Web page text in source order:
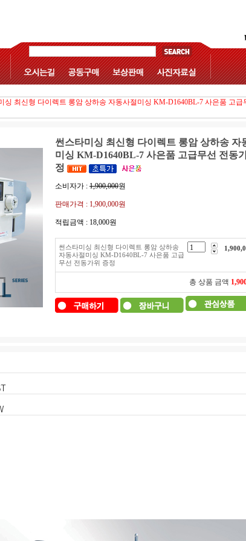
싱 최신형 다이렉트 롱암 상하송 자동사절미싱 KM-D1640BL-7 사은품 고급
썬스타미싱 최신형 다이렉트 롱암 상하송 자
미싱 KM-D1640BL-7 사은품 고급무선 전동
정
소비자가 : 1,900,000원
판매가격 : 1,900,000원
적립금액 : 18,000원
썬스타미싱 최신형 다이렉트 롱암 상하송
자동사절미싱 KM-D1640BL-7 사은품 고급
무선 전동가위 증정
총 상품 금액